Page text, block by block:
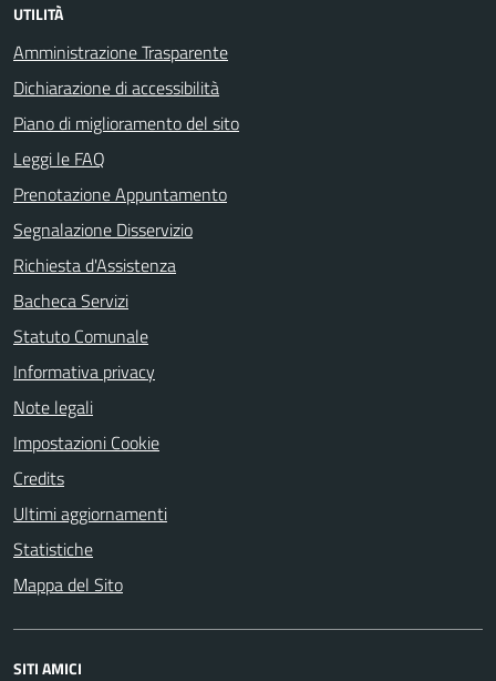
UTILITÀ
Amministrazione Trasparente
Dichiarazione di accessibilità
Piano di miglioramento del sito
Leggi le FAQ
Prenotazione Appuntamento
Segnalazione Disservizio
Richiesta d'Assistenza
Bacheca Servizi
Statuto Comunale
Informativa privacy
Note legali
Impostazioni Cookie
Credits
Ultimi aggiornamenti
Statistiche
Mappa del Sito
SITI AMICI